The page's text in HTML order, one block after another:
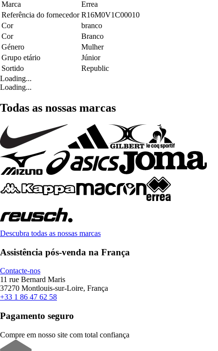
Marca
Errea
Referência do fornecedor R16M0V1C00010
Cor
branco
Cor
Branco
Género
Mulher
Grupo etário
Júnior
Sortido
Republic
Loading...
Loading...
Todas as nossas marcas
Descubra todas as nossas marcas
Assistência pós-venda na França
Contacte-nos
11 rue Bernard Maris
37270 Montlouis-sur-Loire, França
+33 1 86 47 62 58
Pagamento seguro
Compre em nosso site com total confiança